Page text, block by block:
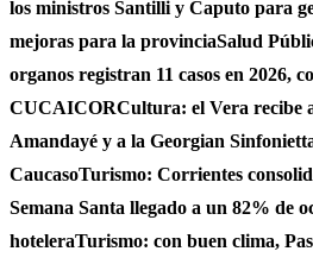
los ministros Santilli y Caputo para
mejoras para la provinciaSalud
organos registran 11 casos en 2026,
CUCAICORCultura: el Vera recibe
Amandayé y a la Georgian
CaucasoTurismo: Corrientes
Semana Santa llegado a un 82% de
hoteleraTurismo: con buen clima,